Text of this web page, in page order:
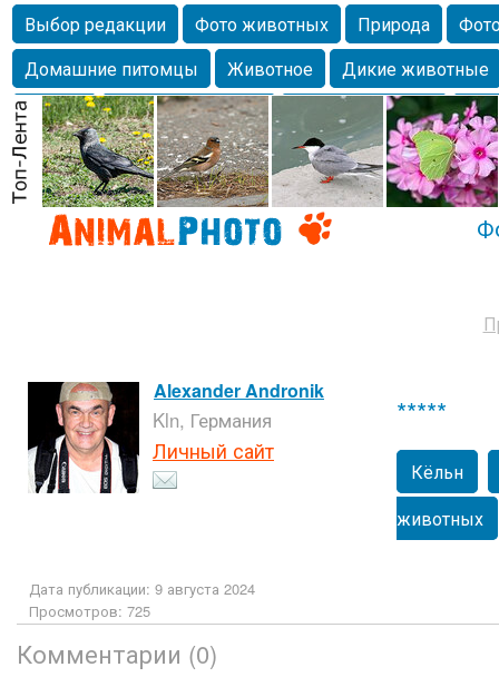
Выбор редакции Фото животных Природа
Домашние питомцы
Животное
Дикие животные
Собаки
Alexanderandronik Млекопитающие
Морда
Собачка Осень Портрет
Домашние
Насекомое
Коты Lebert Дикие птицы Утка
Alexander Andronik
Kln, Германия
Личный сайт
*****
Кёльн
животных
Дата публикации: 9 августа 2024
Просмотров: 725
Комментарии (0)